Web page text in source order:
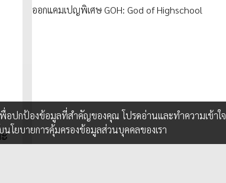
อปกป้องข้อมูลที่สำคัญของคุณ โปรดอ่านและทำความเข้าใจ
โยบายการคุ้มครองข้อมูลส่วนบุคคลของเรา